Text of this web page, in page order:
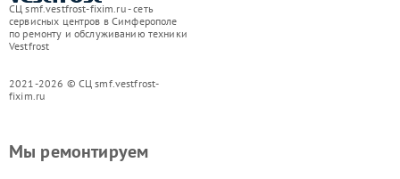
СЦ smf.vestfrost-fixim.ru - сеть
сервисных центров в Симферополе
по ремонту и обслуживанию техники
Vestfrost
2021-2026 © СЦ smf.vestfrost-
fixim.ru
Мы ремонтируем